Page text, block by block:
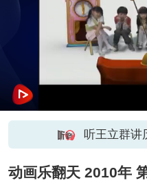
听王立群讲
动画乐翻天 2010年